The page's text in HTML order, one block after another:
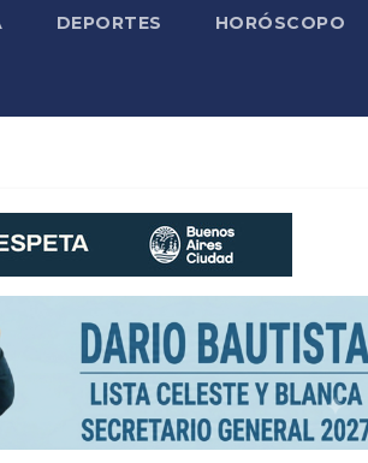
DEPORTES HORÓSCOPO